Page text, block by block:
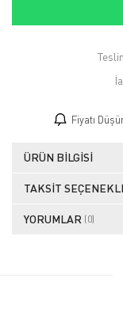
Fiyatı
ÜRÜN BILGISI
TAKSIT
YORUMLAR (0)